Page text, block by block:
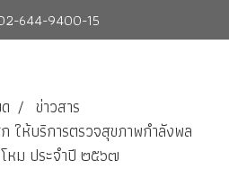
644-9400-15
ข่าวสาร
ให้บริการตรวจสุขภาพกำลังพล
หม ประจำปี ๒๕๖๗